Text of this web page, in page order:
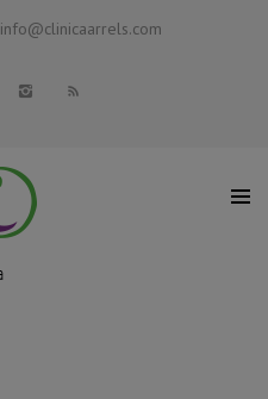
info@clinicaarrels.com